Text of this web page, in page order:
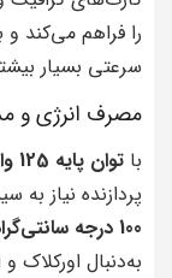
را فراهم می‌کند
سرعتی بسیار
مصرف انرژی و
با توان پایه 125 وات
پردازنده نیاز
100 درجه سانتی‌گراد
به‌دنبال اورکلاک